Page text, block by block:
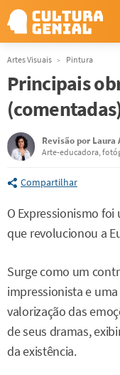
Artes Visuais Pintura
Principais
Revisão por Laura
Arte-educadora,
Compartilhar
O Expressionismo
que revolucionou a
Surge como um
impressionista e
valorização das
de seus dramas,
da existência.